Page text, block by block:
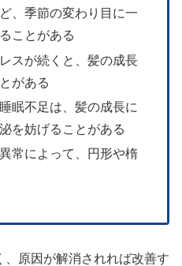
、季節の変わり目に一
ことがある
スが続くと、髪の成長
がある
眠不足は、髪の成長に
を妨げることがある
異常によって、円形や楕
原因が解消されれば改善す